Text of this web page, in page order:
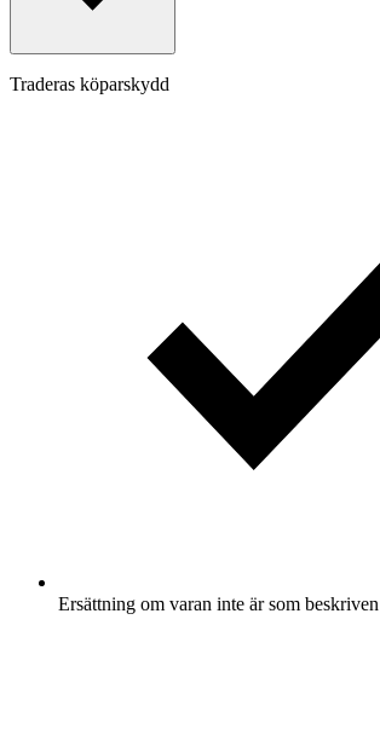
Traderas köparskydd
Ersättning om varan inte är som beskriven